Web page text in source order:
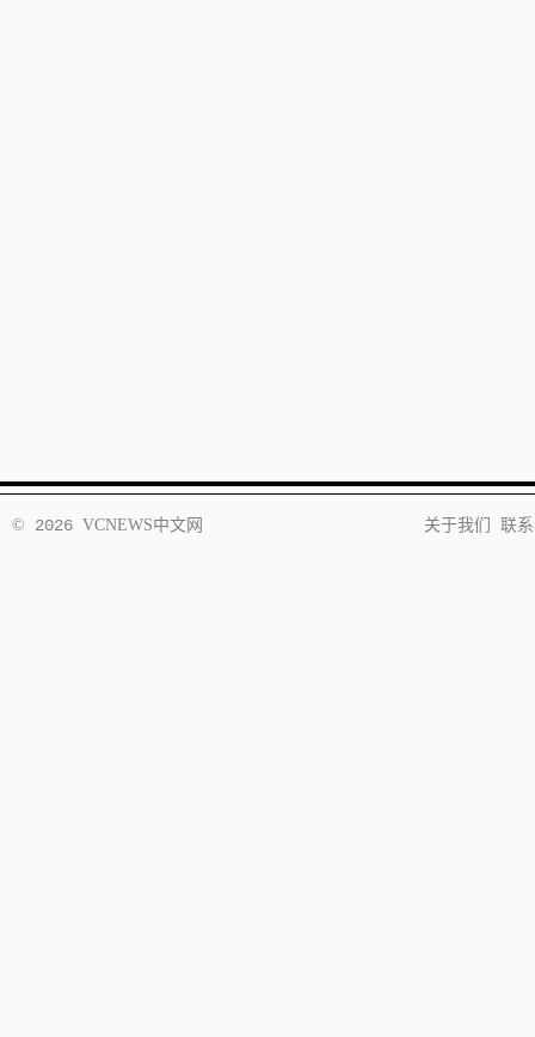
© 2026 VCNEWS中文网 关于我们 联